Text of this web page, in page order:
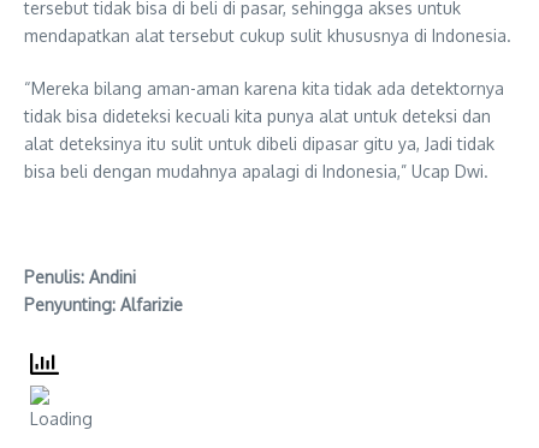
tersebut tidak bisa di beli di pasar, sehingga akses untuk
mendapatkan alat tersebut cukup sulit khususnya di Indonesia.
“Mereka bilang aman-aman karena kita tidak ada detektornya
tidak bisa dideteksi kecuali kita punya alat untuk deteksi dan
alat deteksinya itu sulit untuk dibeli dipasar gitu ya, Jadi tidak
bisa beli dengan mudahnya apalagi di Indonesia,” Ucap Dwi.
Penulis: Andini
Penyunting: Alfarizie